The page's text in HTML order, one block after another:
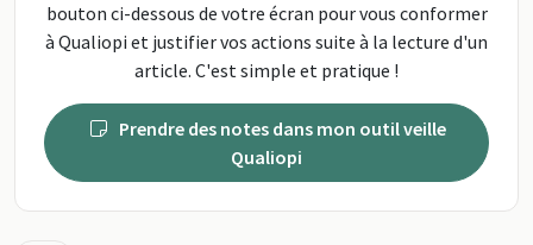
bouton ci-dessous de votre écran pour vous conformer
à Qualiopi et justifier vos actions suite à la lecture d'un
article. C'est simple et pratique !
Qualiopi